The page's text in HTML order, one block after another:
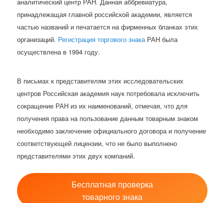
принадлежащая главной российской академии, является
частью названий и печатается на фирменных бланках этих
организаций. Регистрация торгового знакаРАН была
осуществлена в 1994 году.
В письмах к представителям этих исследовательских
центров Российская академия наук потребовала исключить
сокращение РАН из их наименований, отмечая, что для
получения права на пользование данным товарным знаком
необходимо заключение официального договора и получение
соответствующей лицензии, что не было выполнено
представителями этих двух компаний.
Бесплатная проверка
товарного знака